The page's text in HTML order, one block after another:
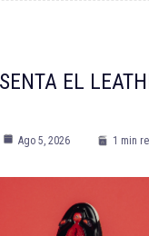
EL
Ago 5, 2026 1 min